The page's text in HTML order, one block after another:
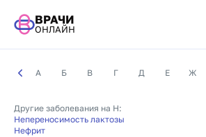
ВРАЧИ
ОНЛАЙН
А Б В Г Д Е Ж
Другие заболевания на Н:
Непереносимость лактозы
Нефрит